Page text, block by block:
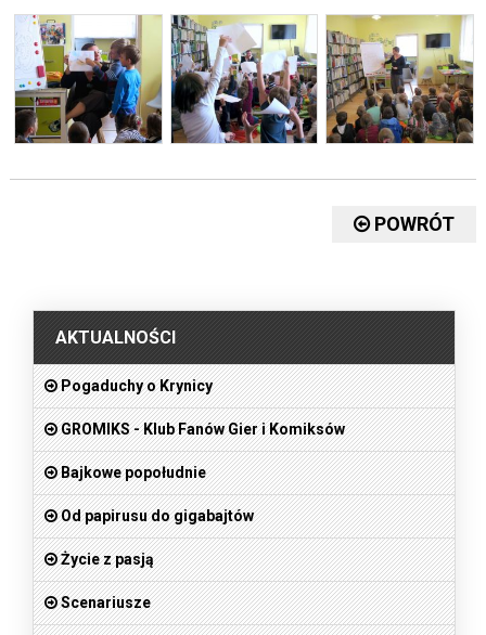
POWRÓT
AKTUALNOŚCI
Pogaduchy o Krynicy
GROMIKS - Klub Fanów Gier i Komiksów
Bajkowe popołudnie
Od papirusu do gigabajtów
Życie z pasją
Scenariusze